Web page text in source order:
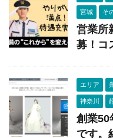
宮城 そ
営業所
募！コ
エリア
神奈川
創業50
です。